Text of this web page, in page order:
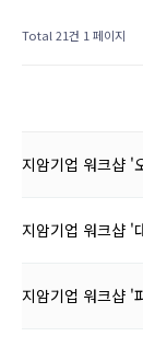
Total 21건 1 페이지
지암기업 워크샵 '
지암기업 워크샵 '
지암기업 워크샵 '